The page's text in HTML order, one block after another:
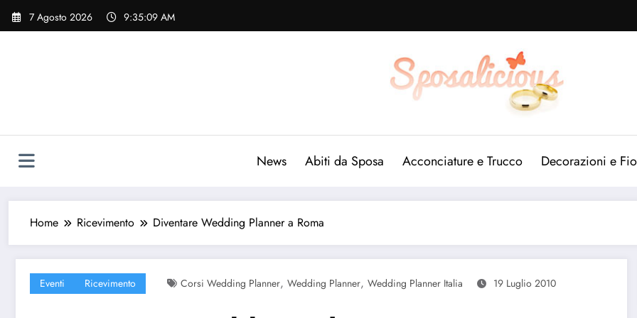
Vai
7 Agosto 2026 9:35:10 AM
News Abiti da Sposa Acconciature e Trucco Decorazioni e
Home Ricevimento Diventare Wedding Planner a Roma
Eventi Ricevimento Corsi Wedding Planner, Wedding Planner, Wedding Planner Italia 19 Luglio 2010